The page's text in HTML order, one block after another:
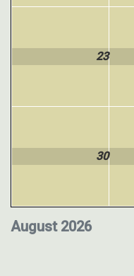
August 2026
23
30